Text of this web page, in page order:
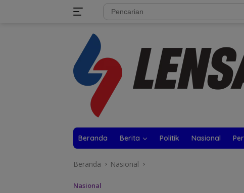
Beranda Berita Politik Nasional
Beranda Nasional
Nasional